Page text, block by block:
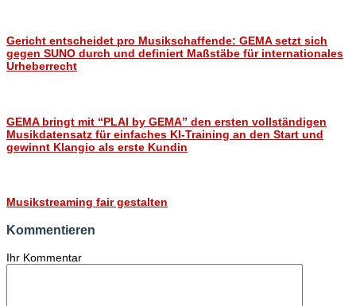
Gericht entscheidet pro Musikschaffende: GEMA setzt sich
gegen SUNO durch und definiert Maßstäbe für internationales
Urheberrecht
GEMA bringt mit “PLAI by GEMA” den ersten vollständigen
Musikdatensatz für einfaches KI-Training an den Start und
gewinnt Klangio als erste Kundin
Musikstreaming fair gestalten
Kommentieren
Ihr Kommentar